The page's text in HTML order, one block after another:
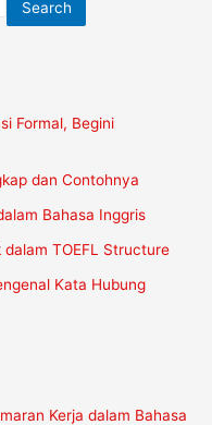
Search
Formal, Begini
dan Contohnya
Bahasa Inggris
TOEFL Structure
Kata Hubung
Kerja dalam Bahasa